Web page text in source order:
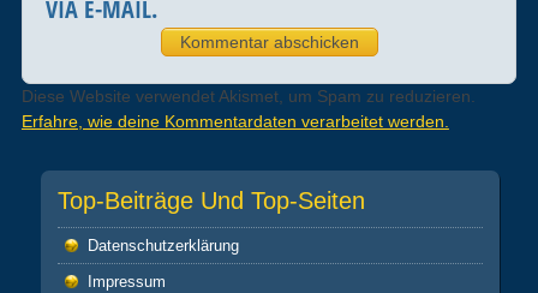
VIA E-MAIL.
Diese Website verwendet Akismet, um Spam zu reduzieren.
Erfahre, wie deine Kommentardaten verarbeitet werden.
Top-Beiträge Und Top-Seiten
Datenschutz­erklärung
Impressum